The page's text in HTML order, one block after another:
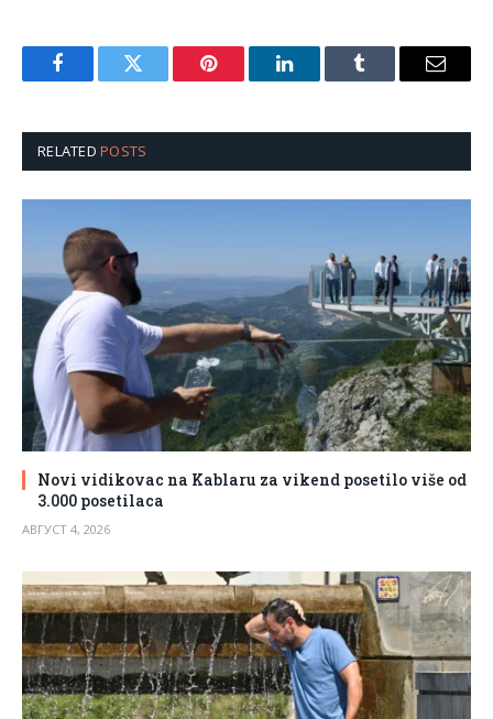
FacebookTwitter Pinterest LinkedInTumblr Email
RELATEDPOSTS
Novi vidikovac na Kablaru za vikend posetilo više od
3.000 posetilaca
АВГУСТ 4, 2026